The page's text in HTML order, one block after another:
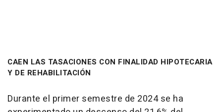
CAEN LAS TASACIONES CON FINALIDAD HIPOTECARIA
Y DE REHABILITACIÓN
Durante el primer semestre de 2024 se ha